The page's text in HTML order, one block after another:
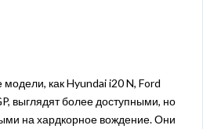
как Hyundai i20 N, Ford
выглядят более доступными, но
на хардкорное вождение. Они